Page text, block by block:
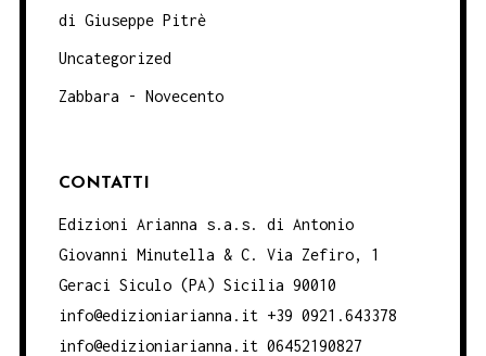
di Giuseppe Pitrè
Uncategorized
Zabbara - Novecento
CONTATTI
Edizioni Arianna s.a.s. di Antonio
Giovanni Minutella & C. Via Zefiro, 1
Geraci Siculo (PA) Sicilia 90010
info@edizioniarianna.it +39 0921.643378
info@edizioniarianna.it 06452190827